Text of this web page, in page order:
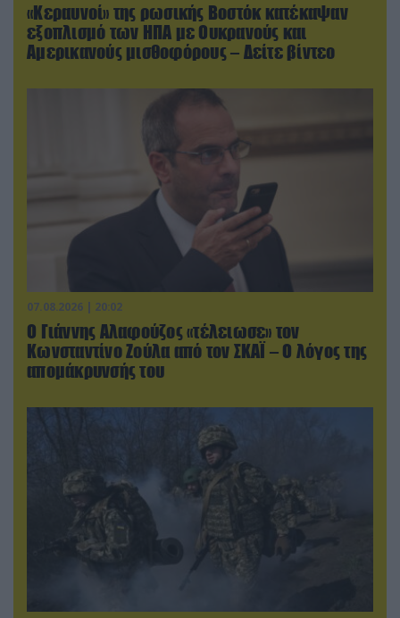
«Κεραυνοί» της ρωσικής Βοστόκ κατέκαψαν
εξοπλισμό των ΗΠΑ με Ουκρανούς και
Αμερικανούς μισθοφόρους – Δείτε βίντεο
07.08.2026 | 20:02
Ο Γιάννης Αλαφούζος «τέλειωσε» τον
Κωνσταντίνο Ζούλα από τον ΣΚΑΪ – Ο λόγος της
απομάκρυνσής του